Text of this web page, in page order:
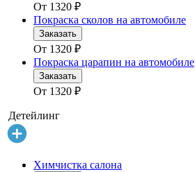
От 1320 ₽
Покраска сколов на автомобиле
Заказать
От 1320 ₽
Покраска царапин на автомобиле
Заказать
От 1320 ₽
Детейлинг
Химчистка салона